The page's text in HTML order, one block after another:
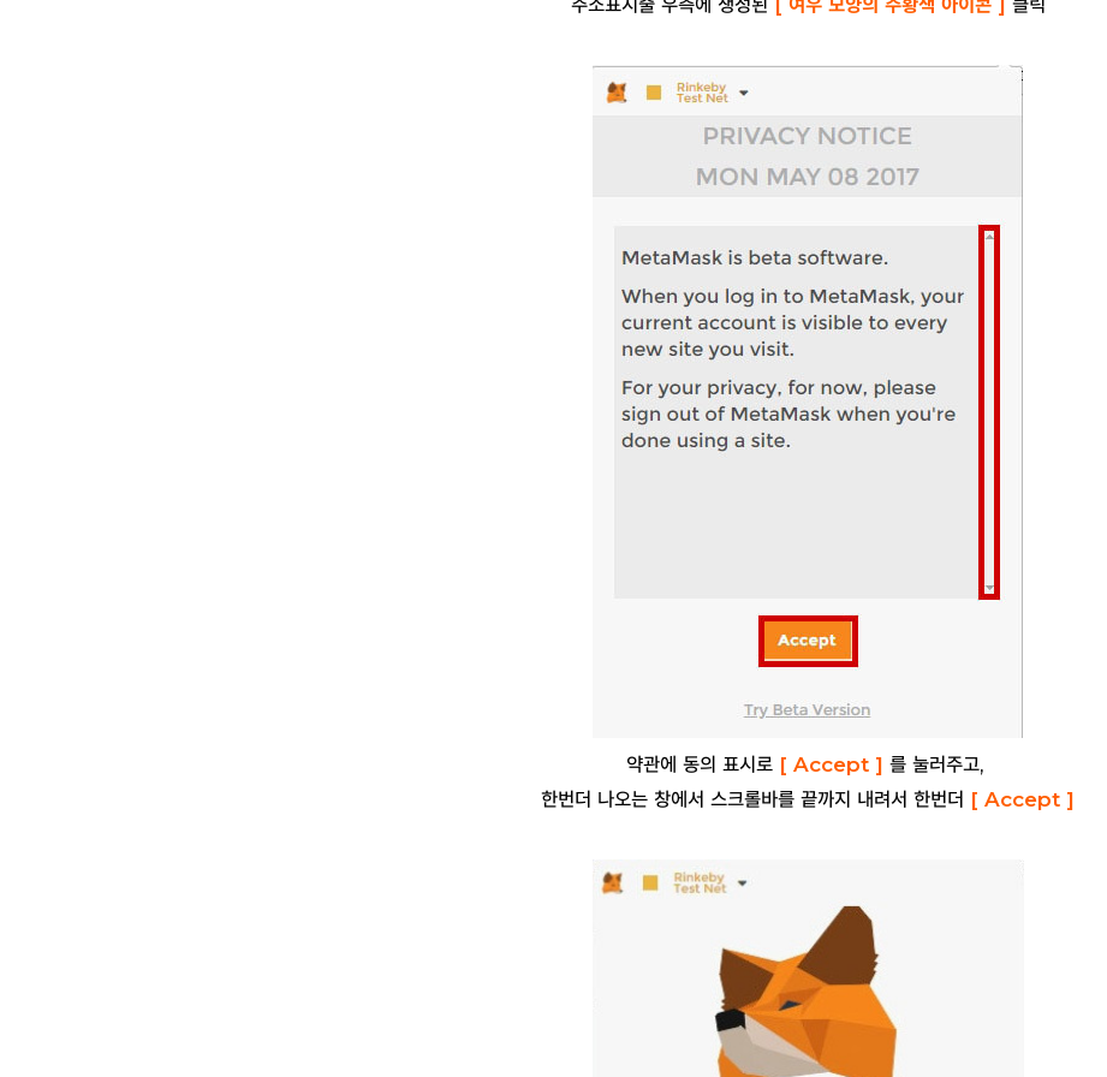
주소표시줄 우측에 생성된 [ 여우 모양의 주황색 아이콘 ] 클릭
약관에 동의 표시로 [ Accept ] 를 눌러주고,
한번더 나오는 창에서 스크롤바를 끝까지 내려서 한번더 [ Accept ]